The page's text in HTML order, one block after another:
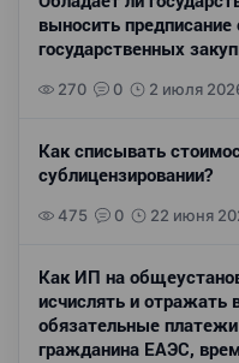
выносить
государственных
270 0 2 июля
Как списывать
сублицензировании?
475 0 22 июня
Как ИП на
исчислять и отражать
обязательные
гражданина ЕАЭС,